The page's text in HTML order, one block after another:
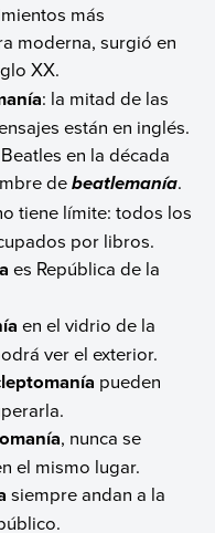
más
moderna, surgió en
XX.
: la mitad de las
están en inglés.
en la década
debeatlemanía.
tiene límite: todos los
por libros.
es República de la
en el vidrio de la
ver el exterior.
pueden
, nunca se
el mismo lugar.
siempre andan a la